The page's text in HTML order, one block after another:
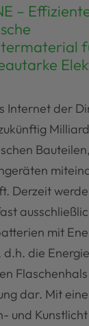
–
Internet der
Derzeit
mit
d.h. die
dar. Mit
und